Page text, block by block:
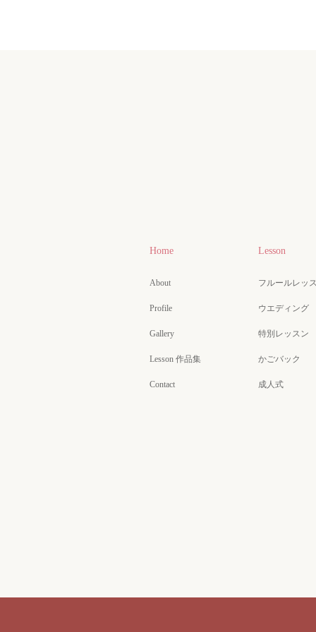
Home
About
Profile
Gallery
Lesson 作品集
Contact
Lesson
フルールレッ
ウエディング
特別レッスン
かごバック
成人式